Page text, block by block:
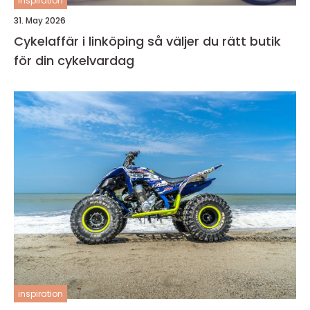
31. May 2026
Cykelaffär i linköping så väljer du rätt butik
för din cykelvardag
inspiration